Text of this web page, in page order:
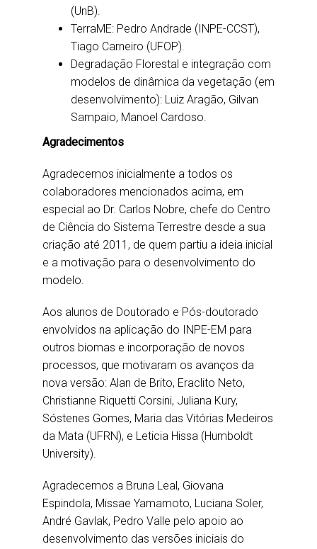
(UnB).
TerraME: Pedro Andrade (INPE-CCST),
Tiago Carneiro (UFOP).
Degradação Florestal e integração com
modelos de dinâmica da vegetação (em
desenvolvimento): Luiz Aragão, Gilvan
Sampaio, Manoel Cardoso.
Agradecimentos
Agradecemos inicialmente a todos os
colaboradores mencionados acima, em
especial ao Dr. Carlos Nobre, chefe do Centro
de Ciência do Sistema Terrestre desde a sua
criação até 2011, de quem partiu a ideia inicial
e a motivação para o desenvolvimento do
modelo.
Aos alunos de Doutorado e Pós-doutorado
envolvidos na aplicação do INPE-EM para
outros biomas e incorporação de novos
processos, que motivaram os avanços da
nova versão: Alan de Brito, Eraclito Neto,
Christianne Riquetti Corsini, Juliana Kury,
Sóstenes Gomes, Maria das Vitórias Medeiros
da Mata (UFRN), e Leticia Hissa (Humboldt
University).
Agradecemos a Bruna Leal, Giovana
Espindola, Missae Yamamoto, Luciana Soler,
André Gavlak, Pedro Valle pelo apoio ao
desenvolvimento das versões iniciais do